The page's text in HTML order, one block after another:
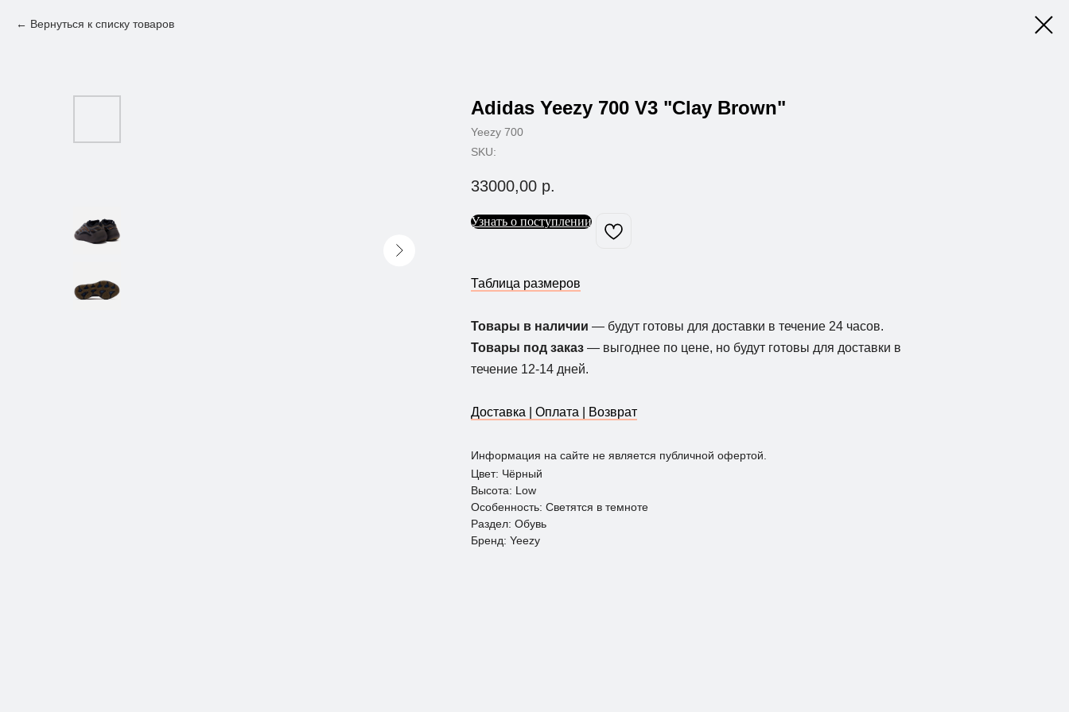
Вернуться к списку товаров
Adidas Yeezy 700 V3 "Clay Brown"
Yeezy 700
SKU:
33000,00 р.
Узнать о поступлении
Таблица размеров
Товары в наличии — будут готовы для доставки в течение 24 часов.
Товары под заказ — выгоднее по цене, но будут готовы для доставки в
течение 12-14 дней.
Доставка | Оплата | Возврат
Информация на сайте не является публичной офертой.
Цвет: Чёрный
Высота: Low
Особенность: Светятся в темноте
Раздел: Обувь
Бренд: Yeezy